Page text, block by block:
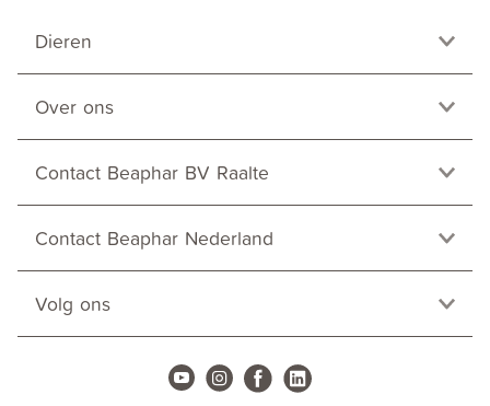
Dieren
Over ons
Contact Beaphar BV Raalte
Contact Beaphar Nederland
Volg ons